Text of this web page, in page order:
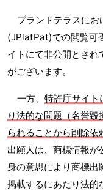
ブランドテラスにお
(JPlatPat)での閲覧可
イトにて非公開とされ
がございます。
一方、 特許庁サイト
り法的な問題（名誉毀
られることから削除
出願人は、商標情報が
身の意思により商標出
掲載するにあたり法的